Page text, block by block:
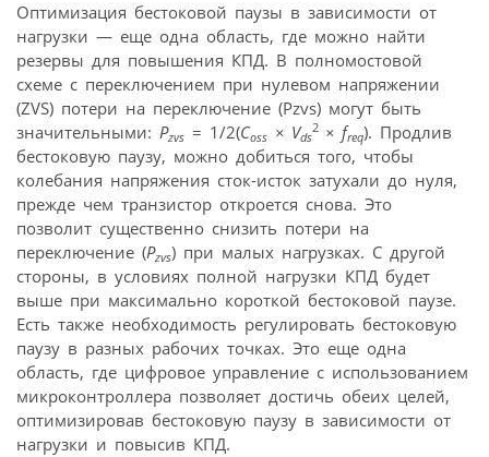
Оптимизация бестоковой паузы в зависимости от
нагрузки — еще одна область, где можно найти
резервы для повышения КПД. В полномостовой
схеме с переключением при нулевом напряжении
(ZVS) потери на переключение (Pzvs) могут быть
значительными: Pzvs = 1/2(Coss × Vds
2 × freq). Продлив
бестоковую паузу, можно добиться того, чтобы
колебания напряжения сток-исток затухали до нуля,
прежде чем транзистор откроется снова. Это
позволит существенно снизить потери на
переключение (Pzvs) при малых нагрузках. С другой
стороны, в условиях полной нагрузки КПД будет
выше при максимально короткой бестоковой паузе.
Есть также необходимость регулировать бестоковую
паузу в разных рабочих точках. Это еще одна
область, где цифровое управление с использованием
микроконтроллера позволяет достичь обеих целей,
оптимизировав бестоковую паузу в зависимости от
нагрузки и повысив КПД.